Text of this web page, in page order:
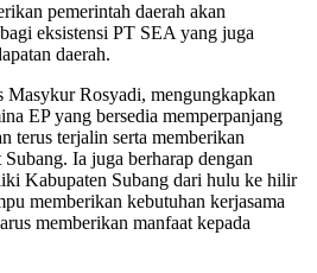
pemerintah daerah akan
eksistensi PT SEA yang juga
daerah.
Rosyadi, mengungkapkan
EP yang bersedia memperpanjang
terus terjalin serta memberikan
Ia juga berharap dengan
Kabupaten Subang dari hulu ke hilir
memberikan kebutuhan kerjasama
memberikan manfaat kepada